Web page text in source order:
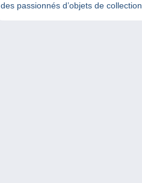
des passionnés d’objets de collection.